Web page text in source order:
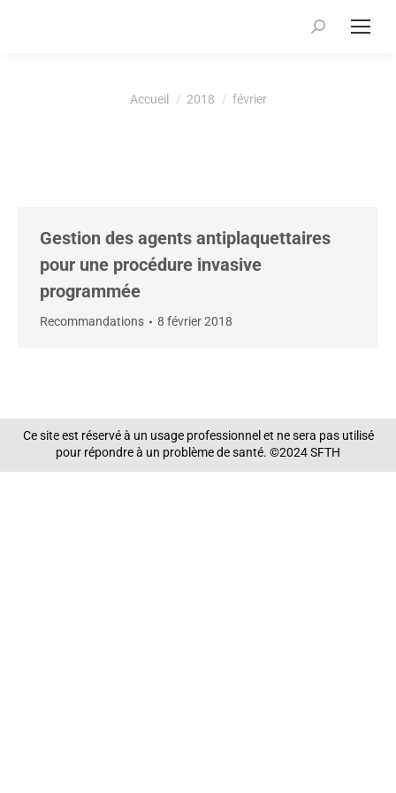
Recherche
Accueil 2018 février
Gestion des agents antiplaquettaires
pour une procédure invasive
programmée
Recommandations 8 février 2018
Ce site est réservé à un usage professionnel et ne sera pas utilisé
pour répondre à un problème de santé. ©2024 SFTH